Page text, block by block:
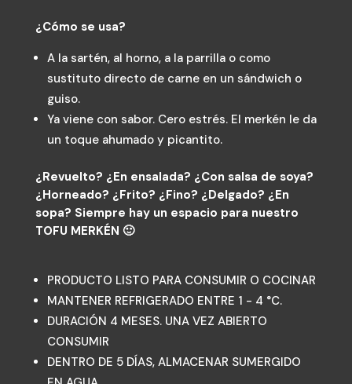
¿Cómo se usa?
A la sartén, al horno, a la parrilla o como
sustituto directo de carne en un sándwich o
guiso.
Ya viene con sabor. Cero estrés. El merkén le da
un toque ahumado y picantito.
¿Revuelto? ¿En ensalada? ¿Con salsa de soya?
¿Horneado? ¿Frito? ¿Fino? ¿Delgado? ¿En
sopa? Siempre hay un espacio para nuestro
TOFU MERKÉN 🙂
PRODUCTO LISTO PARA CONSUMIR O COCINAR
MANTENER REFRIGERADO ENTRE 1 - 4 °C.
DURACIÓN 4 MESES. UNA VEZ ABIERTO
CONSUMIR
DENTRO DE 5 DÍAS, ALMACENAR SUMERGIDO